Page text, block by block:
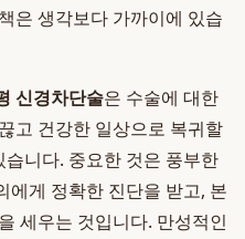
은 생각보다 가까이에 있습
신경차단술은 수술에 대한
고 건강한 일상으로 복귀할
니다. 중요한 것은 풍부한
에게 정확한 진단을 받고, 본
세우는 것입니다. 만성적인